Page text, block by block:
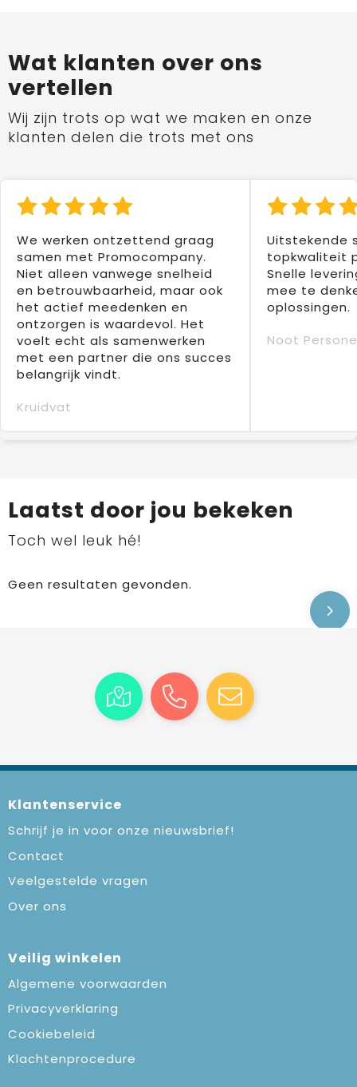
Wat klanten over ons
vertellen
Wij zijn trots op wat we maken en onze
klanten delen die trots met ons
We werken ontzettend graag
samen met Promocompany.
Niet alleen vanwege snelheid
en betrouwbaarheid, maar ook
het actief meedenken en
ontzorgen is waardevol. Het
voelt echt als samenwerken
met een partner die ons succes
belangrijk vindt.
Kruidvat
Uitstekende
topkwaliteit
Snelle
mee te
oplossingen.
Noot
Laatst door jou bekeken
Toch wel leuk hé!
Geen resultaten gevonden.
Klantenservice
Schrijf je in voor onze nieuwsbrief!
Contact
Veelgestelde vragen
Over ons
Veilig winkelen
Algemene voorwaarden
Privacyverklaring
Cookiebeleid
Klachtenprocedure